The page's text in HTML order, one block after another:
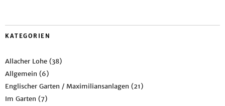
KATEGORIEN
Allacher Lohe (38)
Allgemein (6)
Englischer Garten / Maximiliansanlagen (21)
Im Garten (7)